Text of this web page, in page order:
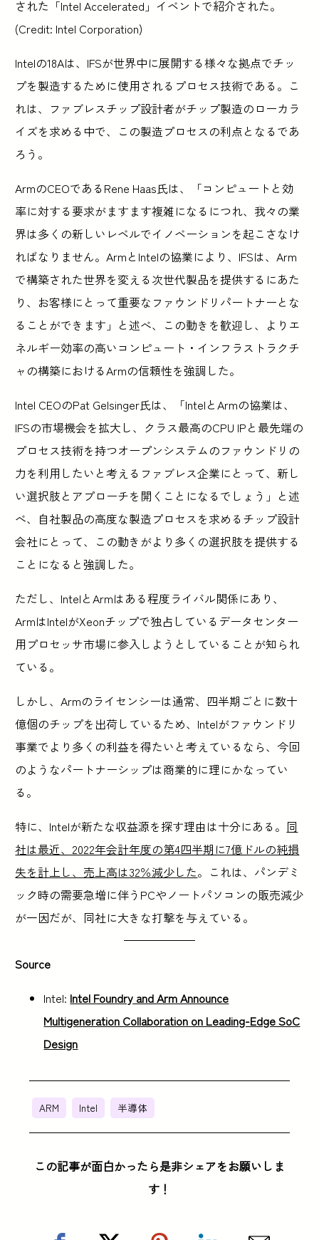
された「Intel Accelerated」イベントで紹介された。
(Credit: Intel Corporation)
Intelの18Aは、IFSが世界中に展開する様々な拠点でチッ
プを製造するために使用されるプロセス技術である。こ
れは、ファブレスチップ設計者がチップ製造のローカラ
イズを求める中で、この製造プロセスの利点となるであ
ろう。
ArmのCEOであるRene Haas氏は、「コンピュートと効
率に対する要求がますます複雑になるにつれ、我々の業
界は多くの新しいレベルでイノベーションを起こさなけ
ればなりません。ArmとIntelの協業により、IFSは、Arm
で構築された世界を変える次世代製品を提供するにあた
り、お客様にとって重要なファウンドリパートナーとな
ることができます」と述べ、この動きを歓迎し、よりエ
ネルギー効率の高いコンピュート・インフラストラクチ
ャの構築におけるArmの信頼性を強調した。
Intel CEOのPat Gelsinger氏は、「IntelとArmの協業は、
IFSの市場機会を拡大し、クラス最高のCPU IPと最先端の
プロセス技術を持つオープンシステムのファウンドリの
力を利用したいと考えるファブレス企業にとって、新し
い選択肢とアプローチを開くことになるでしょう」と述
べ、自社製品の高度な製造プロセスを求めるチップ設計
会社にとって、この動きがより多くの選択肢を提供する
ことになると強調した。
ただし、IntelとArmはある程度ライバル関係にあり、
ArmはIntelがXeonチップで独占しているデータセンター
用プロセッサ市場に参入しようとしていることが知られ
ている。
しかし、Armのライセンシーは通常、四半期ごとに数十
億個のチップを出荷しているため、Intelがファウンドリ
事業でより多くの利益を得たいと考えているなら、今回
のようなパートナーシップは商業的に理にかなってい
る。
特に、Intelが新たな収益源を探す理由は十分にある。 同
社は最近、2022年会計年度の第4四半期に7億ドルの純損
失を計上し、売上高は32％減少した。これは、パンデミ
ック時の需要急増に伴うPCやノートパソコンの販売減少
が一因だが、同社に大きな打撃を与えている。
Source
Intel: Intel Foundry and Arm Announce
Multigeneration Collaboration on Leading-Edge SoC
Design
ARM Intel 半導体
この記事が面白かったら是非シェアをお願いしま
す！